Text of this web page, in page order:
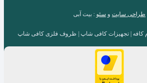
طراحی سایت و سئو : بیت آبی
کافه | تجهیزات کافی شاپ | ظروف فلزی کافی شاپ